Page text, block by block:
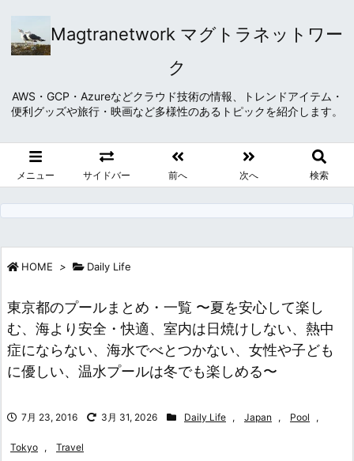
Magtranetwork マグトラネットワー
ク
AWS・GCP・Azureなどクラウド技術の情報、トレンドアイテム・
便利グッズや旅行・映画など多様性のあるトピックを紹介します。
メニュー サイドバー 前へ 次へ 検索
HOME > Daily Life
東京都のプールまとめ・一覧 〜夏を安心して楽し
む、海より安全・快適、室内は日焼けしない、熱中
症にならない、海水でべとつかない、女性や子ども
に優しい、温水プールは冬でも楽しめる〜
7月 23, 2016 3月 31, 2026 Daily Life , Japan , Pool ,
Tokyo , Travel